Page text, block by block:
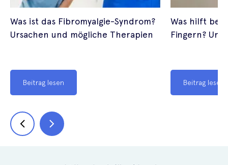
Was ist das Fibromyalgie-Syndrom?
Ursachen und mögliche Therapien
Beitrag lesen
Was hilft bei
Fingern?
Beitrag lesen